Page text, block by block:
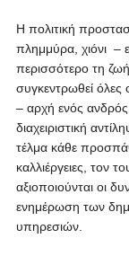
Η πολιτική
πλημμύρα, χιόνι –
περισσότερο τη
συγκεντρωθεί
– αρχή ενός
διαχειριστική
τέλμα κάθε
καλλιέργειες, τον
αξιοποιούνται οι
ενημέρωση των
υπηρεσιών.